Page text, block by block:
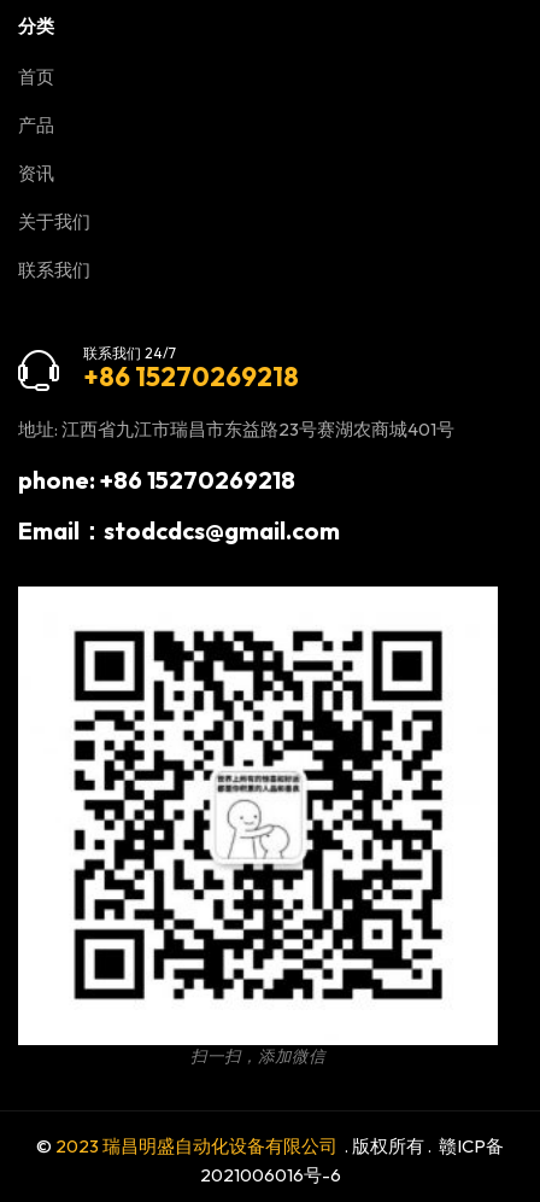
分类
首页
产品
资讯
关于我们
联系我们
联系我们 24/7
+86 15270269218
地址: 江西省九江市瑞昌市东益路23号赛湖农商城401号
phone: +86 15270269218
Email：stodcdcs@gmail.com
扫一扫，添加微信
© 2023 瑞昌明盛自动化设备有限公司 . 版权所有 . 赣ICP备
2021006016号-6